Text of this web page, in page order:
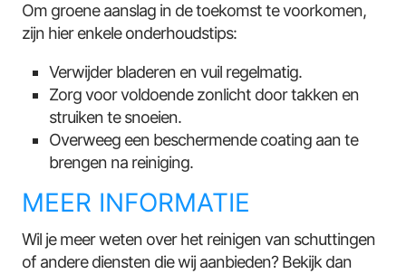
Om groene aanslag in de toekomst te voorkomen,
zijn hier enkele onderhoudstips:
Verwijder bladeren en vuil regelmatig.
Zorg voor voldoende zonlicht door takken en
struiken te snoeien.
Overweeg een beschermende coating aan te
brengen na reiniging.
MEER INFORMATIE
Wil je meer weten over het reinigen van schuttingen
of andere diensten die wij aanbieden? Bekijk dan